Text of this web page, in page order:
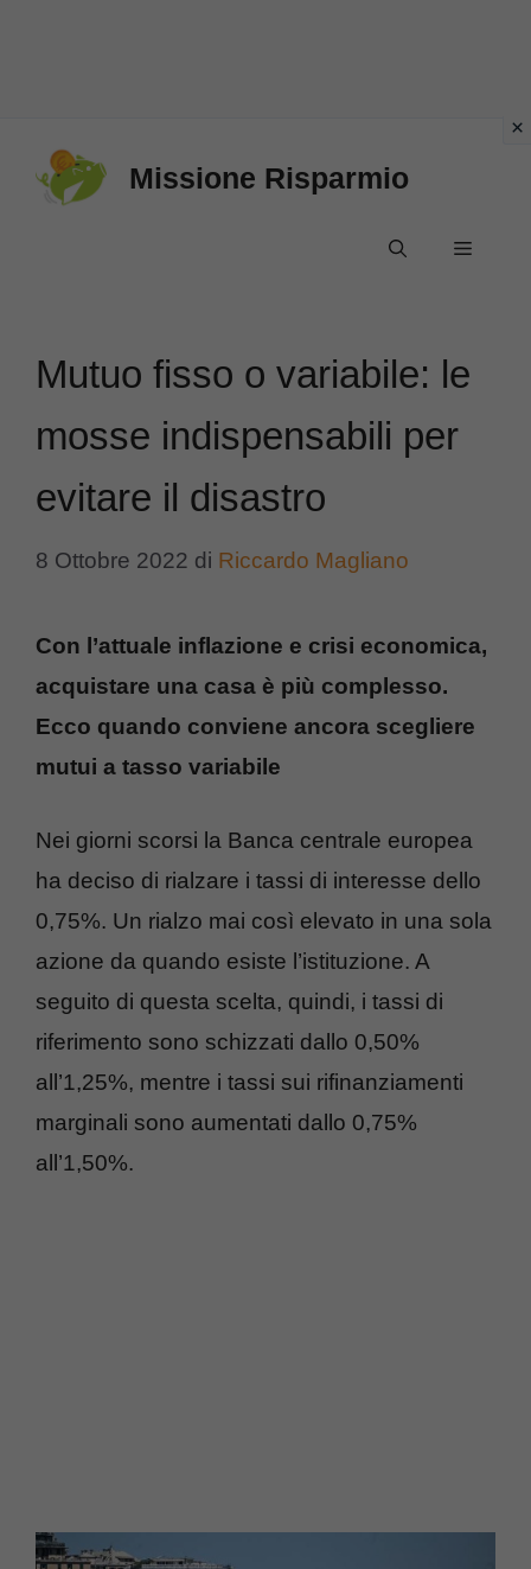
Missione Risparmio
Menu
Mutuo fisso o variabile: le
mosse indispensabili per
evitare il disastro
8 Ottobre 2022 di Riccardo Magliano
Con l’attuale inflazione e crisi economica,
acquistare una casa è più complesso.
Ecco quando conviene ancora scegliere
mutui a tasso variabile
Nei giorni scorsi la Banca centrale europea
ha deciso di rialzare i tassi di interesse dello
0,75%. Un rialzo mai così elevato in una sola
azione da quando esiste l’istituzione. A
seguito di questa scelta, quindi, i tassi di
riferimento sono schizzati dallo 0,50%
all’1,25%, mentre i tassi sui rifinanziamenti
marginali sono aumentati dallo 0,75%
all’1,50%.